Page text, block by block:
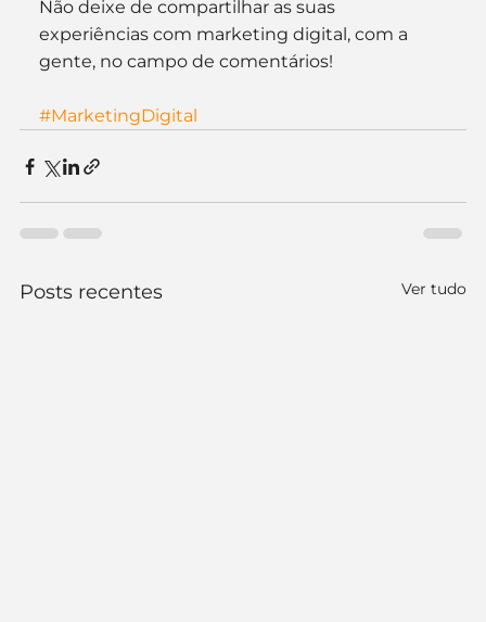
Não deixe de compartilhar as suas
experiências com marketing digital, com a
gente, no campo de comentários!
#MarketingDigital
Posts recentes Ver tudo